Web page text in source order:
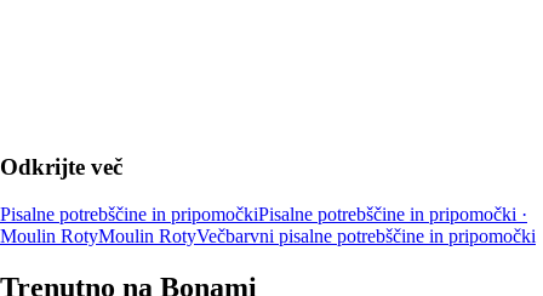
Odkrijte več
Pisalne potrebščine in pripomočkiPisalne potrebščine in pripomočki ·
Moulin RotyMoulin RotyVečbarvni pisalne potrebščine in pripomočki
Trenutno na Bonami